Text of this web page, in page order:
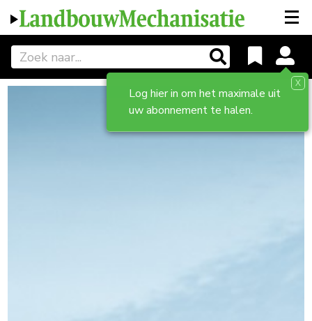
Log hier in om het maximale uit
uw abonnement te halen.
X